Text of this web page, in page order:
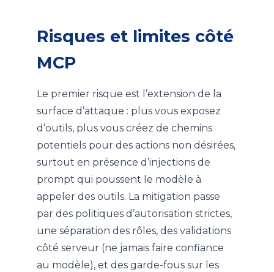
Risques et limites côté
MCP
Le premier risque est l’extension de la
surface d’attaque : plus vous exposez
d’outils, plus vous créez de chemins
potentiels pour des actions non désirées,
surtout en présence d’injections de
prompt qui poussent le modèle à
appeler des outils. La mitigation passe
par des politiques d’autorisation strictes,
une séparation des rôles, des validations
côté serveur (ne jamais faire confiance
au modèle), et des garde-fous sur les